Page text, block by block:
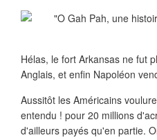
Hélas, le fort Arkansas ne fut
Anglais, et enfin Napoléon
Aussitôt les Américains
entendu ! pour 20 millions
d'ailleurs payés qu'en partie.